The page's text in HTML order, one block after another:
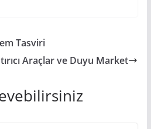
Tasviri
Araçlar ve Duyu Market